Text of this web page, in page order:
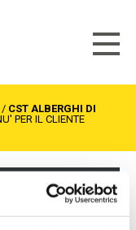
/ CST ALBERGHI DI
PER IL CLIENTE